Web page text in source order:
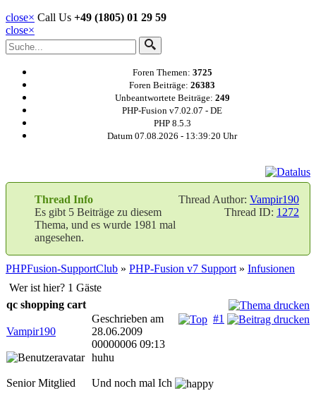
close× Call Us +49 (1805) 01 29 59
close×
Foren Themen: 3725
Foren Beiträge: 26383
Unbeantwortete Beiträge: 249
PHP-Fusion v7.02.07 - DE
PHP 8.5.3
Datum 07.08.2026 - 13:39:20 Uhr
Thread Author: Vampir190
Thread ID: 1272
Thread Info
Es gibt 5 Beiträge zu diesem
Thema, und es wurde 1981 mal
angesehen.
PHPFusion-SupportClub » PHP-Fusion v7 Support » Infusionen
Wer ist hier? 1 Gäste
qc shopping cart
Vampir190
#1
Geschrieben am
28.06.2009
00000006 09:13
Senior Mitglied
huhu
Und noch mal Ich